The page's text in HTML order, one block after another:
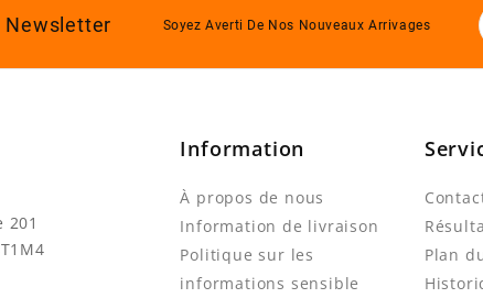
Newsletter Soyez Averti De Nos Nouveaux Arrivages
201
Information
À propos de nous
Information de livraison
Politique sur les
informations sensible
Plan